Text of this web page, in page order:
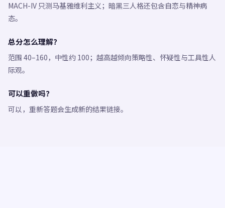
MACH-IV 只测马基雅维利主义；暗黑三人格还包含自恋与精神病
态。
总分怎么理解？
范围 40–160，中性约 100；越高越倾向策略性、怀疑性与工具性人
际观。
可以重做吗？
可以，重新答题会生成新的结果链接。